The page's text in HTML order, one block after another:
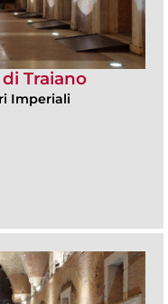
Traiano
Imperiali